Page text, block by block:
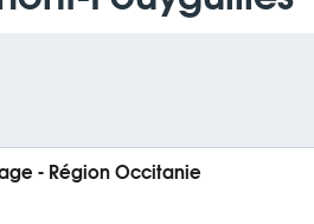
- Région Occitanie